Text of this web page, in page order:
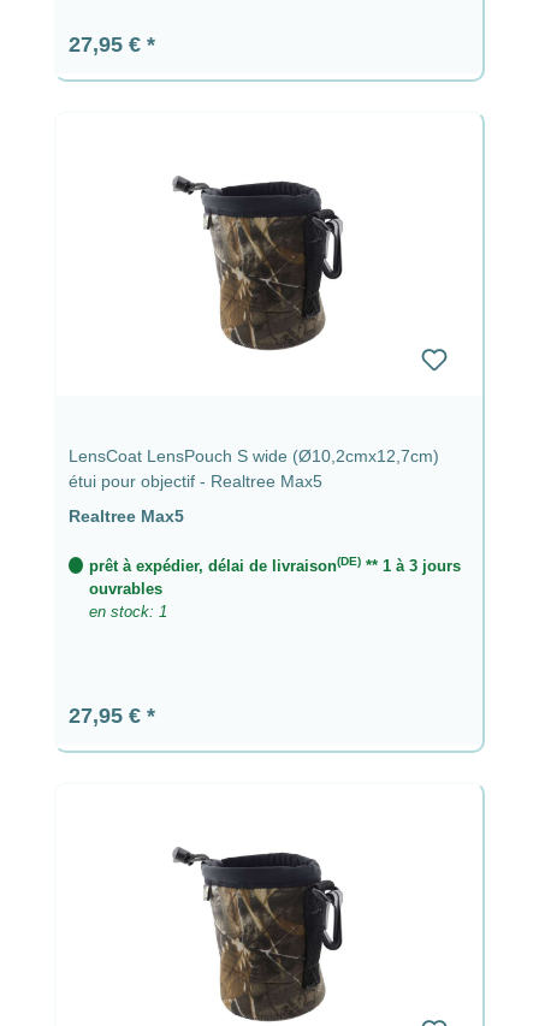
Prix régulier :
27,95 €
LensCoat LensPouch S wide (Ø10,2cmx12,7cm)
étui pour objectif - Realtree Max5
Realtree Max5
prêt à expédier, délai de livraison(DE)** 1 à 3 jours
ouvrables
en stock: 1
Prix régulier :
27,95 €